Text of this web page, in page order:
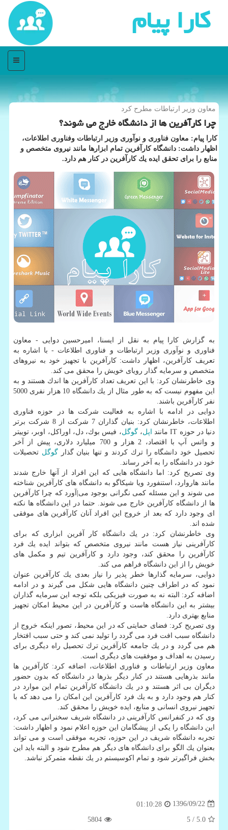
كارا پیام
منو
معاون وزیر ارتباطات مطرح كرد
چرا كارآفرین ها از دانشگاه خارج می شوند؟
كارا پیام: معاون فناوری و نوآوری وزیر ارتباطات وفناوری اطلاعات،
اظهار داشت: دانشگاه كارآفرین تمام ابزارها مانند نیروی متخصص و
منابع را برای تحقق ایده یك كارآفرین در كنار هم دارد.
به گزارش كارا پیام به نقل از ایسنا، امیرحسین دوایی - معاون
فناوری و نوآوری وزیر ارتباطات و فناوری اطلاعات - با اشاره به
تعریف كارآفرین، اظهار داشت: كارآفرین با تجهیز خود به نیروهای
متخصص و سرمایه گذار رویای خویش را محقق می كند.
وی خاطرنشان كرد: با این تعریف تعداد كارآفرین ها اندك هستند و به
این مفهوم نیست كه به طور مثال از یك دانشگاه 10 هزار نفری 5000
نفر كارآفرین باشند.
دوایی در ادامه با اشاره به فعالیت شركت ها در حوزه فناوری
اطلاعات، خاطرنشان كرد: بنیان گذاران 7 شركت از 8 شركت برتر
دنیا در حوزه IT مانند
اپل،گوگل، فیس بوك، دل، اوراكل، اوبر، توییتر
و واتس آپ با اقتصاد، 2 هزار و 700 میلیارد دلاری، پیش از آخر
تحصیل خود دانشگاه را ترك كردند و تنها بنیان گذارگوگل تحصیلات
خود در دانشگاه را به آخر رساند.
وی تصریح كرد: اما دانشگاه هایی كه این افراد از آنها خارج شدند
مانند هاروارد، استنفورد ویا شیكاگو به دانشگاه های كارآفرین شناخته
می شوند و این مسئله كمی نگرانی بوجود می|آورد كه چرا كارآفرین
ها از دانشگاه كارآفرین خارج می شوند. حتما در این دانشگاه ها نكته
ای وجود دارد كه بعد از خروج این افراد آنان كارآفرین های موفقی
شده اند.
وی خاطرنشان كرد: در یك دانشگاه كار آفرین ابزاری كه برای
كارآفرینی نیاز هست مانند نیروی متخصص كه بتواند ایده یك فرد
كارآفرین را محقق كند، وجود دارد و كارآفرین تیم و مكمل های
خویش را از این دانشگاه فراهم می كند.
دوایی، سرمایه گذارها خطر پذیر را نیاز بعدی یك كارآفرین عنوان
نمود كه در اطراف چنین دانشگاه هایی شكل می گیرند و در ادامه
اضافه كرد: البته نه به صورت فیزیكی بلكه توجه این سرمایه گذاران
بیشتر به این دانشگاه هاست و كارآفرین در این محیط امكان تجهیز
منابع بهتری دارد.
وی تصریح كرد: فضای حمایتی كه در این محیط، تصور اینكه خروج از
دانشگاه سبب افت فرد می گردد را تولید نمی كند و حتی سبب افتخار
هم می گردد و در یك جامعه كارآفرین ترك تحصیل راه دیگری برای
رسیدن به اهداف و موفقیت های دیگری است.
معاون وزیر ارتباطات و فناوری اطلاعات، اضافه كرد: كارآفرین ها
مانند بذرهایی هستند در كنار دیگر بذرها در دانشگاه كه بدون حضور
دیگران بی اثر هستند و در یك دانشگاه كارآفرین تمام این موارد در
كنار هم وجود دارد و به یك فرد كارآفرین این امكان را می دهد كه با
تجهیز نیروی انسانی و منابع، ایده خویش را محقق كند.
وی كه در كنفرانس كارآفرینی در دانشگاه شریف سخنرانی می كرد،
این دانشگاه را یكی از پیشگامان این حوزه اعلام نمود و اظهار داشت:
تجربه دانشگاه شریف در این حوزه، تجربه موفقی است و می تواند
بعنوان یك الگو برای دانشگاه های دیگر هم مطرح شود و البته باید این
بخش فراگیرتر شود و تمام اكوسیستم در یك نقطه متمركز نباشد.
1396/09/22
01:10:28
5.0
/ 5
5804